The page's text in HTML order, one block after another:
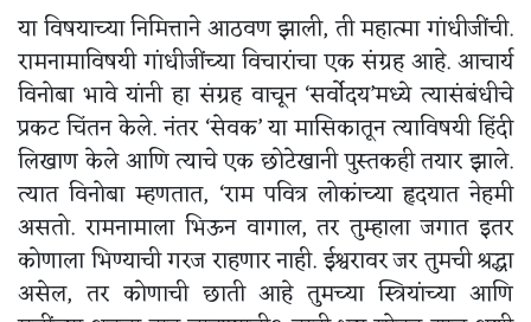
या विषयाच्या निमित्ताने आठवण झाली, ती महात्मा गांधीजींची.
रामनामाविषयी गांधीजींच्या विचारांचा एक संग्रह आहे. आचार्य
विनोबा भावे यांनी हा संग्रह वाचून ‘सर्वोदय’मध्ये त्यासंबंधीचे
प्रकट चिंतन केले. नंतर ‘सेवक’ या मासिकातून त्याविषयी हिंदी
लिखाण केले आणि त्याचे एक छोटेखानी पुस्तकही तयार झाले.
त्यात विनोबा म्हणतात, ‘राम पवित्र लोकांच्या हृदयात नेहमी
असतो. रामनामाला भिऊन वागाल, तर तुम्हाला जगात इतर
कोणाला भिण्याची गरज राहणार नाही. ईश्वरावर जर तुमची श्रद्धा
असेल, तर कोणाची छाती आहे तुमच्या स्त्रियांच्या आणि